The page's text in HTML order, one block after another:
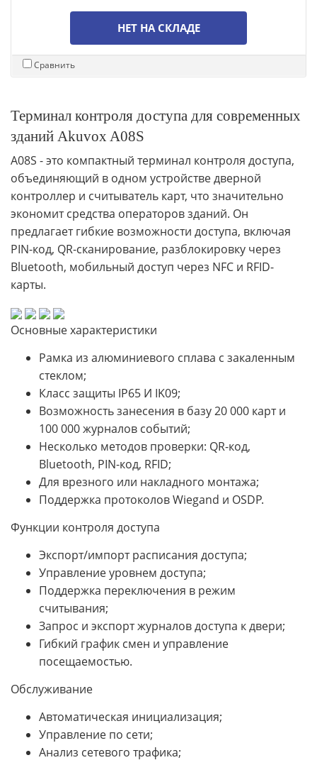
НЕТ НА СКЛАДЕ
Сравнить
Терминал контроля доступа для современных
зданий Akuvox A08S
A08S - это компактный терминал контроля доступа,
объединяющий в одном устройстве дверной
контроллер и считыватель карт, что значительно
экономит средства операторов зданий. Он
предлагает гибкие возможности доступа, включая
PIN-код, QR-сканирование, разблокировку через
Bluetooth, мобильный доступ через NFC и RFID-
карты.
Основные характеристики
Рамка из алюминиевого сплава с закаленным
стеклом;
Класс защиты IP65 И IK09;
Возможность занесения в базу 20 000 карт и
100 000 журналов событий;
Несколько методов проверки: QR-код,
Bluetooth, PIN-код, RFID;
Для врезного или накладного монтажа;
Поддержка протоколов Wiegand и OSDP.
Функции контроля доступа
Экспорт/импорт расписания доступа;
Управление уровнем доступа;
Поддержка переключения в режим
считывания;
Запрос и экспорт журналов доступа к двери;
Гибкий график смен и управление
посещаемостью.
Обслуживание
Автоматическая инициализация;
Управление по сети;
Анализ сетевого трафика;